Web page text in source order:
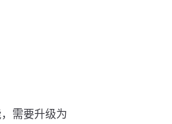
需要升级为